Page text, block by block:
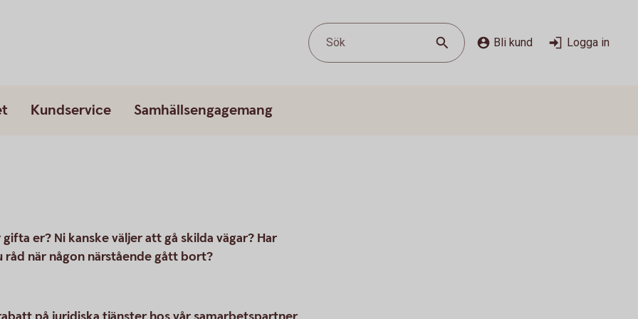
Sök Bli kund Logga in
Kundservice Samhällsengagemang
er? Ni kanske väljer att gå skilda vägar? Har
när någon närstående gått bort?